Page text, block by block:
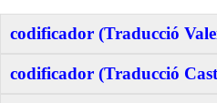
codificador (Traducció
codificador (Traducció